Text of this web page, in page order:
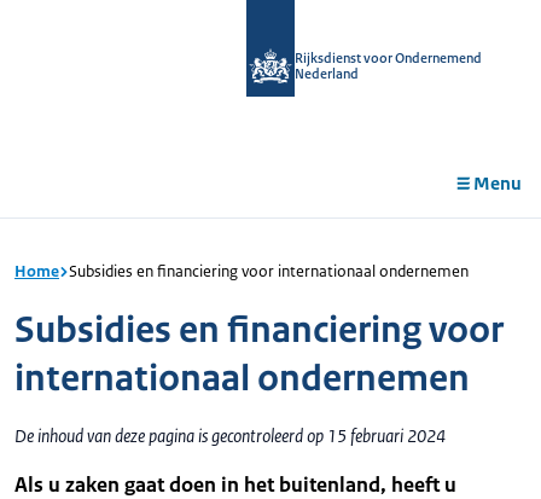
Rijksdienst voor Ondernemend
Nederland
Menu
Home Subsidies en financiering voor internationaal ondernemen
Subsidies en financiering voor
internationaal ondernemen
De inhoud van deze pagina is gecontroleerd op 15 februari 2024
Als u zaken gaat doen in het buitenland, heeft u